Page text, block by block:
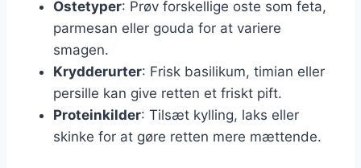
Ostetyper: Prøv forskellige oste som feta,
parmesan eller gouda for at variere
smagen.
Krydderurter: Frisk basilikum, timian eller
persille kan give retten et friskt pift.
Proteinkilder: Tilsæt kylling, laks eller
skinke for at gøre retten mere mættende.